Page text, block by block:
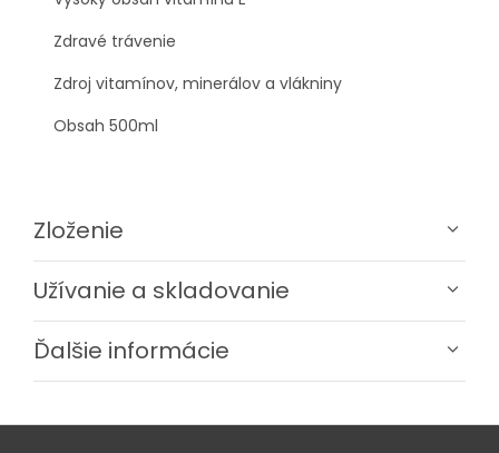
Zdravé trávenie
Zdroj vitamínov, minerálov a vlákniny
Obsah 500ml
Zloženie
Užívanie a skladovanie
Ďalšie informácie
Z